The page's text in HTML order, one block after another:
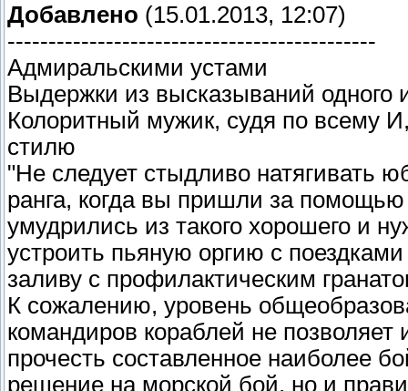
Добавлено (15.01.2013, 12:07)
---------------------------------------------
Адмиральскими устами
Выдержки из высказываний одного
Колоритный мужик, судя по всему
стилю
"Не следует стыдливо натягивать
ранга, когда вы пришли за помощью
умудрились из такого хорошего и
устроить пьяную оргию с
заливу с профилактическим
К сожалению, уровень
командиров кораблей не позволяет
прочесть составленное наиболее
решение на морской бой, но и